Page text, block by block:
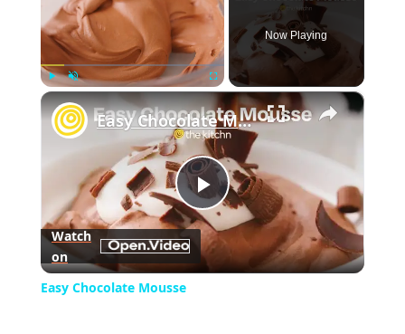
Fullscreen
Now Playing
×
Play
Video
Easy Chocolate Mousse
Watch
on
Easy Chocolate Mousse